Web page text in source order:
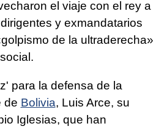
el viaje con el rey a
y exmandatarios
de la ultraderecha»
para la defensa de la
de Bolivia, Luis Arce, su
Iglesias, que han